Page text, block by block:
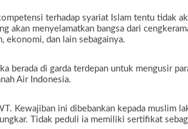
terhadap syariat Islam tentu tidak
akan menyelamatkan bangsa dari
ekonomi, dan lain sebagainya.
berada di garda terdepan untuk mengusir
Air Indonesia.
Kewajiban ini dibebankan kepada muslim
Tidak peduli ia memiliki sertifikat